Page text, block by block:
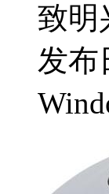
致明
发布